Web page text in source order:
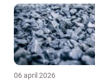
06 april 2026